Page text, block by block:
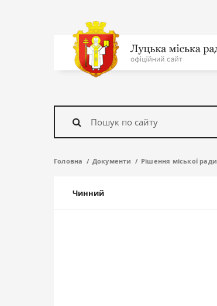
На
головну
Знайти
Головна Документи Рішення міської ради
Чинний